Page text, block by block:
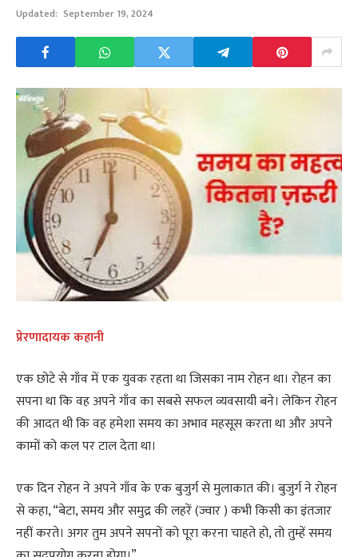
Updated: September 19, 2024
प्रेरणादायक कहानी
एक छोटे से गाँव में एक युवक रहता था जिसका नाम रोहन था। रोहन का
सपना था कि वह अपने गाँव का सबसे सफल व्यवसायी बने। लेकिन रोहन
की आदत थी कि वह हमेशा समय का अभाव महसूस करता था और अपने
कामों को कल पर टाल देता था।
एक दिन रोहन ने अपने गाँव के एक बुजुर्ग से मुलाकात की। बुजुर्ग ने रोहन
से कहा, “बेटा, समय और समुद्र की लहरें (ज्वार ) कभी किसी का इंतजार
नहीं करते। अगर तुम अपने सपनों को पूरा करना चाहते हो, तो तुम्हें समय